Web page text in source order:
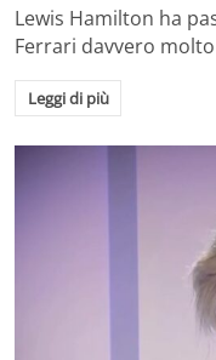
Lewis Hamilton ha
Ferrari davvero
Leggi di più